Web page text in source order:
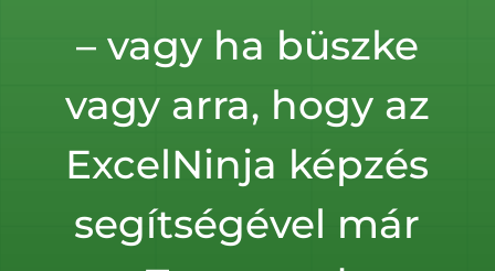
– vagy ha büszke
vagy arra, hogy az
ExcelNinja képzés
segítségével már